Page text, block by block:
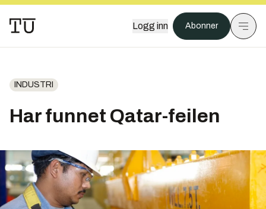
Logg inn Abonner
INDUSTRI
Har funnet Qatar-feilen